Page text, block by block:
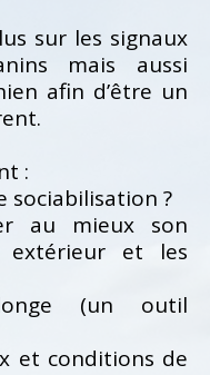
sur les signaux
mais aussi
afin d’être un
:
sociabilisation ?
au mieux son
extérieur et les
(un outil
et conditions de